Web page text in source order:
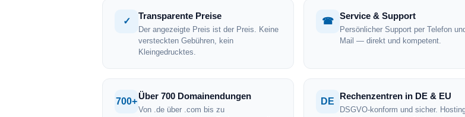
✓
Transparente Preise
Der angezeigte Preis ist der Preis. Keine
versteckten Gebühren, kein
Kleingedrucktes.
☎
Service & Support
Persönlicher Support per Telefon
Mail — direkt und kompetent.
700+
Über 700 Domainendungen
Von .de über .com bis zu
DE
Rechenzentren in DE & EU
DSGVO-konform und sicher.